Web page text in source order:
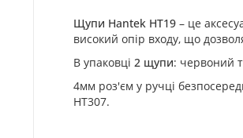
Щупи Hantek HT19 – це
високий опір входу, що
В упаковці 2 щупи: червоний
4мм роз'єм у ручці
HT307.